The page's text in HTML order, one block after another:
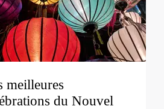
meilleures
du Nouvel